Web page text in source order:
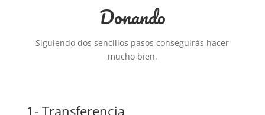
Donando
Siguiendo dos sencillos pasos conseguirás hacer
mucho bien.
1- Transferencia